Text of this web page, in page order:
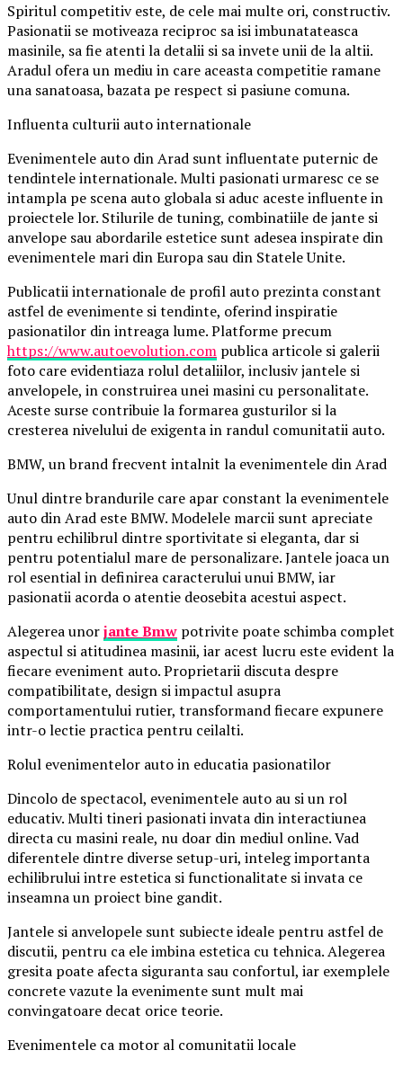
Spiritul competitiv este, de cele mai multe ori, constructiv.
Pasionatii se motiveaza reciproc sa isi imbunatateasca
masinile, sa fie atenti la detalii si sa invete unii de la altii.
Aradul ofera un mediu in care aceasta competitie ramane
una sanatoasa, bazata pe respect si pasiune comuna.
Influenta culturii auto internationale
Evenimentele auto din Arad sunt influentate puternic de
tendintele internationale. Multi pasionati urmaresc ce se
intampla pe scena auto globala si aduc aceste influente in
proiectele lor. Stilurile de tuning, combinatiile de jante si
anvelope sau abordarile estetice sunt adesea inspirate din
evenimentele mari din Europa sau din Statele Unite.
Publicatii internationale de profil auto prezinta constant
astfel de evenimente si tendinte, oferind inspiratie
pasionatilor din intreaga lume. Platforme precum
https://www.autoevolution.com publica articole si galerii
foto care evidentiaza rolul detaliilor, inclusiv jantele si
anvelopele, in construirea unei masini cu personalitate.
Aceste surse contribuie la formarea gusturilor si la
cresterea nivelului de exigenta in randul comunitatii auto.
BMW, un brand frecvent intalnit la evenimentele din Arad
Unul dintre brandurile care apar constant la evenimentele
auto din Arad este BMW. Modelele marcii sunt apreciate
pentru echilibrul dintre sportivitate si eleganta, dar si
pentru potentialul mare de personalizare. Jantele joaca un
rol esential in definirea caracterului unui BMW, iar
pasionatii acorda o atentie deosebita acestui aspect.
Alegerea unorjante Bmw potrivite poate schimba complet
aspectul si atitudinea masinii, iar acest lucru este evident la
fiecare eveniment auto. Proprietarii discuta despre
compatibilitate, design si impactul asupra
comportamentului rutier, transformand fiecare expunere
intr-o lectie practica pentru ceilalti.
Rolul evenimentelor auto in educatia pasionatilor
Dincolo de spectacol, evenimentele auto au si un rol
educativ. Multi tineri pasionati invata din interactiunea
directa cu masini reale, nu doar din mediul online. Vad
diferentele dintre diverse setup-uri, inteleg importanta
echilibrului intre estetica si functionalitate si invata ce
inseamna un proiect bine gandit.
Jantele si anvelopele sunt subiecte ideale pentru astfel de
discutii, pentru ca ele imbina estetica cu tehnica. Alegerea
gresita poate afecta siguranta sau confortul, iar exemplele
concrete vazute la evenimente sunt mult mai
convingatoare decat orice teorie.
Evenimentele ca motor al comunitatii locale